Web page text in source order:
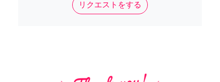
リクエストをする